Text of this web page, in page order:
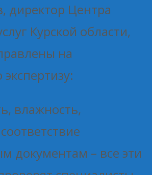
директор Центра
Курской области,
на
влажность,
документам – все эти